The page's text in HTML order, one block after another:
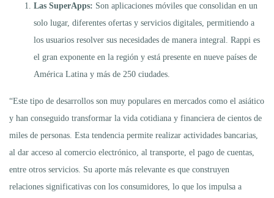
Las SuperApps: Son aplicaciones móviles que consolidan en un
solo lugar, diferentes ofertas y servicios digitales, permitiendo a
los usuarios resolver sus necesidades de manera integral. Rappi es
el gran exponente en la región y está presente en nueve países de
América Latina y más de 250 ciudades.
“Este tipo de desarrollos son muy populares en mercados como el asiático
y han conseguido transformar la vida cotidiana y financiera de cientos de
miles de personas. Esta tendencia permite realizar actividades bancarias,
al dar acceso al comercio electrónico, al transporte, el pago de cuentas,
entre otros servicios. Su aporte más relevante es que construyen
relaciones significativas con los consumidores, lo que los impulsa a